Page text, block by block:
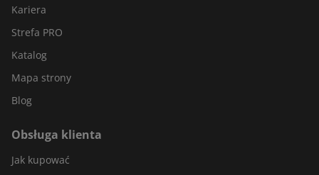
Kariera
Strefa PRO
Katalog
Mapa strony
Blog
Obsługa klienta
Jak kupować